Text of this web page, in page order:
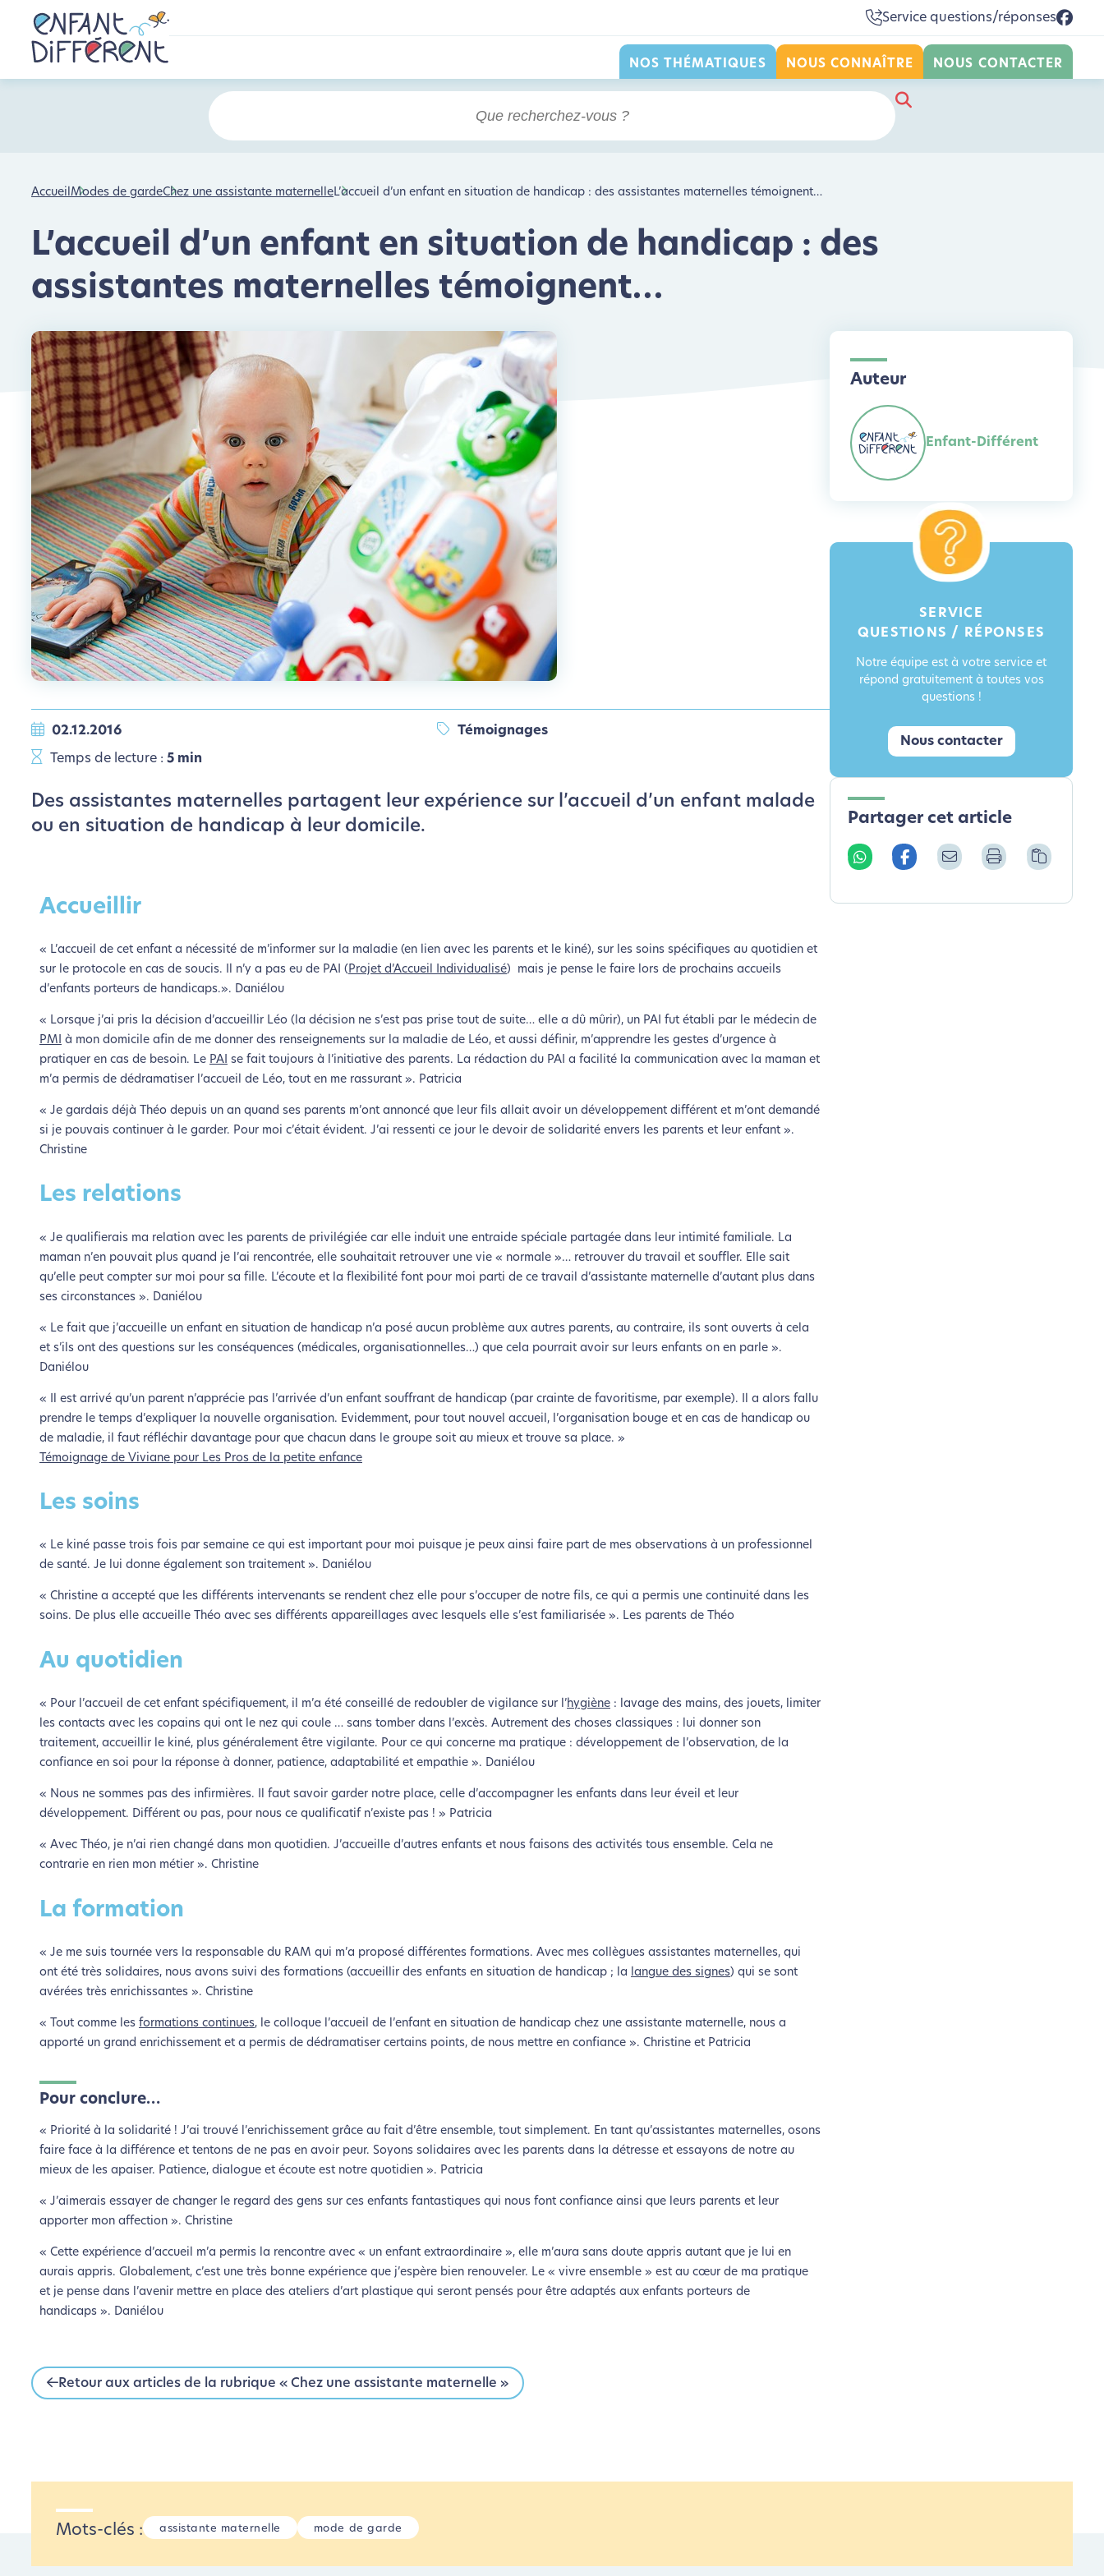
Service questions/réponses
NOS THÉMATIQUES NOUS CONNAÎTRE NOUS CONTACTER
Nous avons développé ce site Internet dans le cadre d’une démarche forte d’écoconception.
Si vous aussi vous souhaitez diminuer drastiquement les besoins énergétiques nécessaires à votre navigation, vous pouvez
Merci pour votre contribution !
Activer le Mode Eco Annuler
AccueilModes de gardeChez une assistante maternelleL’accueil d’un enfant en situation de handicap : des assistantes maternelles témoignent…
L’accueil d’un enfant en situation de handicap : des
assistantes maternelles témoignent…
02.12.2016 Témoignages
Temps de lecture : 5 min
Des assistantes maternelles partagent leur expérience sur l’accueil d’un enfant malade
ou en situation de handicap à leur domicile.
Accueillir
« L’accueil de cet enfant a nécessité de m’informer sur la maladie (en lien avec les parents et le kiné), sur les soins spécifiques au quotidien et
sur le protocole en cas de soucis. Il n’y a pas eu de PAI ( Projet d’Accueil Individualisé) mais je pense le faire lors de prochains accueils
d’enfants porteurs de handicaps.». Daniélou
« Lorsque j’ai pris la décision d’accueillir Léo (la décision ne s’est pas prise tout de suite… elle a dû mûrir), un PAI fut établi par le médecin de
PMI à mon domicile afin de me donner des renseignements sur la maladie de Léo, et aussi définir, m’apprendre les gestes d’urgence à
pratiquer en cas de besoin. Le PAI se fait toujours à l’initiative des parents. La rédaction du PAI a facilité la communication avec la maman et
m’a permis de dédramatiser l’accueil de Léo, tout en me rassurant ». Patricia
« Je gardais déjà Théo depuis un an quand ses parents m’ont annoncé que leur fils allait avoir un développement différent et m’ont demandé
si je pouvais continuer à le garder. Pour moi c’était évident. J’ai ressenti ce jour le devoir de solidarité envers les parents et leur enfant ».
Christine
Les relations
« Je qualifierais ma relation avec les parents de privilégiée car elle induit une entraide spéciale partagée dans leur intimité familiale. La
maman n’en pouvait plus quand je l’ai rencontrée, elle souhaitait retrouver une vie « normale »… retrouver du travail et souffler. Elle sait
qu’elle peut compter sur moi pour sa fille. L’écoute et la flexibilité font pour moi parti de ce travail d’assistante maternelle d’autant plus dans
ses circonstances ». Daniélou
« Le fait que j’accueille un enfant en situation de handicap n’a posé aucun problème aux autres parents, au contraire, ils sont ouverts à cela
et s’ils ont des questions sur les conséquences (médicales, organisationnelles…) que cela pourrait avoir sur leurs enfants on en parle ».
Daniélou
« Il est arrivé qu’un parent n’apprécie pas l’arrivée d’un enfant souffrant de handicap (par crainte de favoritisme, par exemple). Il a alors fallu
prendre le temps d’expliquer la nouvelle organisation. Evidemment, pour tout nouvel accueil, l’organisation bouge et en cas de handicap ou
de maladie, il faut réfléchir davantage pour que chacun dans le groupe soit au mieux et trouve sa place. »
Témoignage de Viviane pour Les Pros de la petite enfance
Les soins
« Le kiné passe trois fois par semaine ce qui est important pour moi puisque je peux ainsi faire part de mes observations à un professionnel
de santé. Je lui donne également son traitement ». Daniélou
« Christine a accepté que les différents intervenants se rendent chez elle pour s’occuper de notre fils, ce qui a permis une continuité dans les
soins. De plus elle accueille Théo avec ses différents appareillages avec lesquels elle s’est familiarisée ». Les parents de Théo
Au quotidien
« Pour l’accueil de cet enfant spécifiquement, il m’a été conseillé de redoubler de vigilance sur l’hygiène : lavage des mains, des jouets, limiter
les contacts avec les copains qui ont le nez qui coule … sans tomber dans l’excès. Autrement des choses classiques : lui donner son
traitement, accueillir le kiné, plus généralement être vigilante. Pour ce qui concerne ma pratique : développement de l’observation, de la
confiance en soi pour la réponse à donner, patience, adaptabilité et empathie ». Daniélou
« Nous ne sommes pas des infirmières. Il faut savoir garder notre place, celle d’accompagner les enfants dans leur éveil et leur
développement. Différent ou pas, pour nous ce qualificatif n’existe pas ! » Patricia
« Avec Théo, je n’ai rien changé dans mon quotidien. J’accueille d’autres enfants et nous faisons des activités tous ensemble. Cela ne
contrarie en rien mon métier ». Christine
La formation
« Je me suis tournée vers la responsable du RAM qui m’a proposé différentes formations. Avec mes collègues assistantes maternelles, qui
ont été très solidaires, nous avons suivi des formations (accueillir des enfants en situation de handicap ; la langue des signes) qui se sont
avérées très enrichissantes ». Christine
« Tout comme les formations continues, le colloque l’accueil de l’enfant en situation de handicap chez une assistante maternelle, nous a
apporté un grand enrichissement et a permis de dédramatiser certains points, de nous mettre en confiance ». Christine et Patricia
Pour conclure…
« Priorité à la solidarité ! J’ai trouvé l’enrichissement grâce au fait d’être ensemble, tout simplement. En tant qu’assistantes maternelles, osons
faire face à la différence et tentons de ne pas en avoir peur. Soyons solidaires avec les parents dans la détresse et essayons de notre au
mieux de les apaiser. Patience, dialogue et écoute est notre quotidien ». Patricia
« J’aimerais essayer de changer le regard des gens sur ces enfants fantastiques qui nous font confiance ainsi que leurs parents et leur
apporter mon affection ». Christine
« Cette expérience d’accueil m’a permis la rencontre avec « un enfant extraordinaire », elle m’aura sans doute appris autant que je lui en
aurais appris. Globalement, c’est une très bonne expérience que j’espère bien renouveler. Le « vivre ensemble » est au cœur de ma pratique
et je pense dans l’avenir mettre en place des ateliers d’art plastique qui seront pensés pour être adaptés aux enfants porteurs de
handicaps ». Daniélou
Retour aux articles de la rubrique « Chez une assistante maternelle »
Auteur
Enfant-Différent
SERVICE
QUESTIONS / RÉPONSES
Notre équipe est à votre service et
répond gratuitement à toutes vos
questions !
Nous contacter
Partager cet article
Mots-clés : assistante maternelle mode de garde